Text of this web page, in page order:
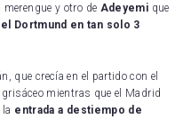
y otro de Adeyemi que
Dortmund en tan solo 3
que crecía en el partido con el
mientras que el Madrid
entrada a destiempo de